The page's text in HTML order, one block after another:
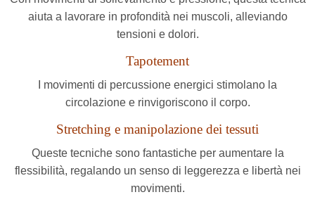
aiuta a lavorare in profondità nei muscoli, alleviando
tensioni e dolori.
Tapotement
I movimenti di percussione energici stimolano la
circolazione e rinvigoriscono il corpo.
Stretching e manipolazione dei tessuti
Queste tecniche sono fantastiche per aumentare la
flessibilità, regalando un senso di leggerezza e libertà nei
movimenti.